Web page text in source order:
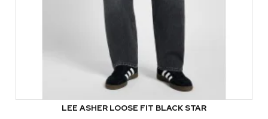
LEE ASHER LOOSE FIT BLACK STAR